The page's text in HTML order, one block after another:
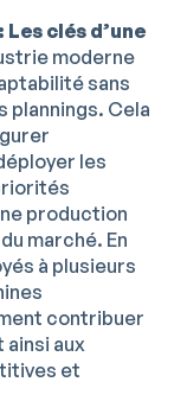
clés d’une
moderne
sans
plannings. Cela
les
production
marché. En
à plusieurs
contribuer
aux
et